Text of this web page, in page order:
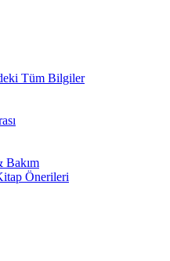
Tüm Bilgiler
Bakım
Önerileri